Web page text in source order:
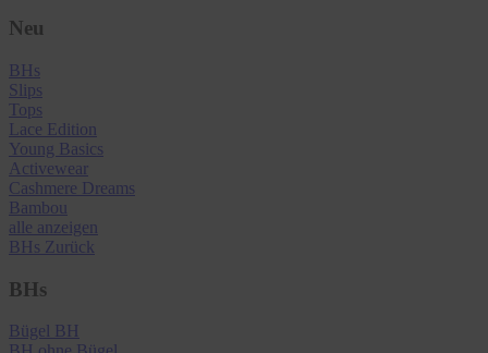
Neu
BHs
Slips
Tops
Lace Edition
Young Basics
Activewear
Cashmere Dreams
Bambou
alle anzeigen
BHs Zurück
BHs
Bügel BH